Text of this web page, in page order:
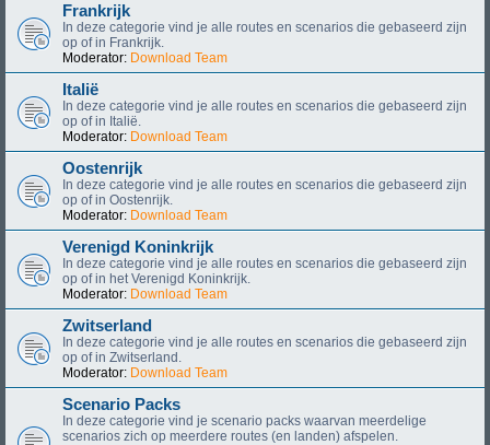
Frankrijk
In deze categorie vind je alle routes en scenarios die gebaseerd zijn
op of in Frankrijk.
Moderator: Download Team
Italië
In deze categorie vind je alle routes en scenarios die gebaseerd zijn
op of in Italië.
Moderator: Download Team
Oostenrijk
In deze categorie vind je alle routes en scenarios die gebaseerd zijn
op of in Oostenrijk.
Moderator: Download Team
Verenigd Koninkrijk
In deze categorie vind je alle routes en scenarios die gebaseerd zijn
op of in het Verenigd Koninkrijk.
Moderator: Download Team
Zwitserland
In deze categorie vind je alle routes en scenarios die gebaseerd zijn
op of in Zwitserland.
Moderator: Download Team
Scenario Packs
In deze categorie vind je scenario packs waarvan meerdelige
scenarios zich op meerdere routes (en landen) afspelen.